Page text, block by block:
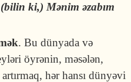
ki,) Mənim əzabım
. Bu dünyada və
öyrənin, məsələn,
hər hansı dünyəvi